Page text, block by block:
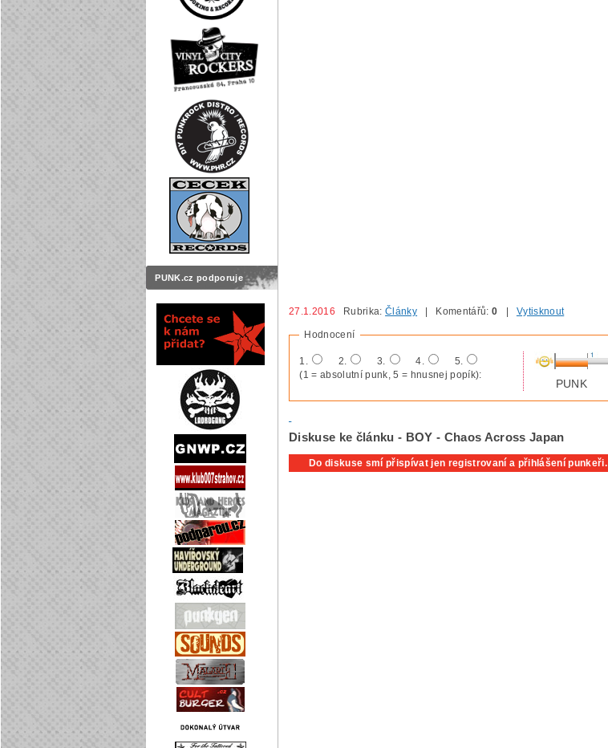
PUNK.cz podporuje
27.1.2016 Rubrika:Články | Komentářů:0 | Vytisknout
Hodnocení
1. 2. 3. 4.
5.
(1 = absolutní punk, 5 = hnusnej popík):
PUNK
Diskuse ke článku - BOY - Chaos Across Japan
Do diskuse smí přispívat jen registrovaní a přihlášení punkeři.